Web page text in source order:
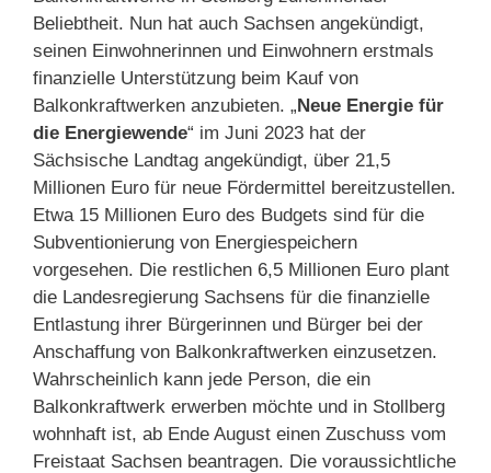
Beliebtheit. Nun hat auch Sachsen angekündigt,
seinen Einwohnerinnen und Einwohnern erstmals
finanzielle Unterstützung beim Kauf von
Balkonkraftwerken anzubieten. „Neue Energie für
die Energiewende“ im Juni 2023 hat der
Sächsische Landtag angekündigt, über 21,5
Millionen Euro für neue Fördermittel bereitzustellen.
Etwa 15 Millionen Euro des Budgets sind für die
Subventionierung von Energiespeichern
vorgesehen. Die restlichen 6,5 Millionen Euro plant
die Landesregierung Sachsens für die finanzielle
Entlastung ihrer Bürgerinnen und Bürger bei der
Anschaffung von Balkonkraftwerken einzusetzen.
Wahrscheinlich kann jede Person, die ein
Balkonkraftwerk erwerben möchte und in Stollberg
wohnhaft ist, ab Ende August einen Zuschuss vom
Freistaat Sachsen beantragen. Die voraussichtliche